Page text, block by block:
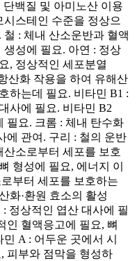
단백질 및 아미노산 이용
시스테인 수준을 정상으
철 : 체내 산소운반과 혈액
성에 필요. 아연 : 정상
, 정상적인 세포분열
산화 작용을 하여 유해산
하는데 필요. 비타민 B1 :
사에 필요. 비타민 B2
필요. 크롬 : 체내 탄수화
에 관여. 구리 : 철의 운반
소로부터 세포를 보호
형성에 필요, 에너지 이
부터 세포를 보호하는
화·환원 효소의 활성
정상적인 엽산 대사에 필
인 혈액응고에 필요, 뼈
A : 어두운 곳에서 시
피부와 점막을 형성하